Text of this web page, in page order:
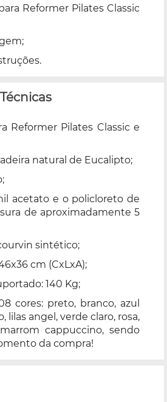
Reformer Pilates Classic
Reformer Pilates Classic e
natural de Eucalipto;
acetato e o policloreto de
de aproximadamente 5
sintético;
cm (CxLxA);
140 Kg;
cores: preto, branco, azul
lilas angel, verde claro, rosa,
cappuccino, sendo
da compra!